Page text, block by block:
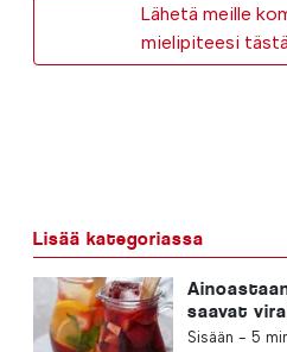
Lähetä meille
mielipiteesi
Lisää kategoriassa
saavat
”sangriaa”
Sisään - 5